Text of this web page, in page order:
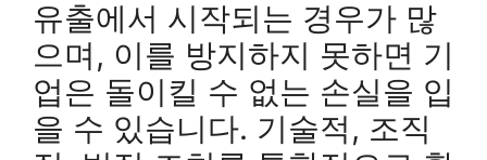
유출에서 시작되는 경우가 많
으며, 이를 방지하지 못하면 기
업은 돌이킬 수 없는 손실을 입
을 수 있습니다. 기술적, 조직